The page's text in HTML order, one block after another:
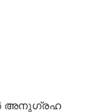
അനുഗ്രഹ